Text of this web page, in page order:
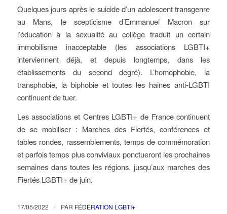
Quelques jours après le suicide d’un adolescent transgenre
au Mans, le scepticisme d’Emmanuel Macron sur
l’éducation à la sexualité au collège traduit un certain
immobilisme inacceptable (les associations LGBTI+
interviennent déjà, et depuis longtemps, dans les
établissements du second degré). L’homophobie, la
transphobie, la biphobie et toutes les haines anti-LGBTI
continuent de tuer.
Les associations et Centres LGBTI+ de France continuent
de se mobiliser : Marches des Fiertés, conférences et
tables rondes, rassemblements, temps de commémoration
et parfois temps plus conviviaux ponctueront les prochaines
semaines dans toutes les régions, jusqu’aux marches des
Fiertés LGBTI+ de juin.
17/05/2022 / PAR FÉDÉRATION LGBTI+